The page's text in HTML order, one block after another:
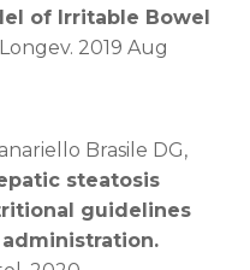
of Irritable Bowel
2019 Aug
Brasile DG,
steatosis
guidelines